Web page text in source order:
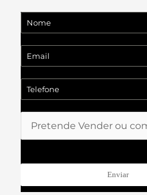
Enviar